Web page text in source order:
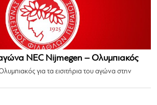
αγώνα NEC Nijmegen – Ολυμπιακός
για τα εισιτήρια του αγώνα στην